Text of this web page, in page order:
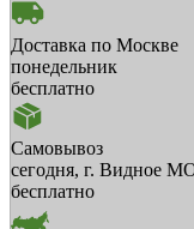
Доставка по Москве
понедельник
бесплатно
Самовывоз
сегодня, г. Видное
бесплатно